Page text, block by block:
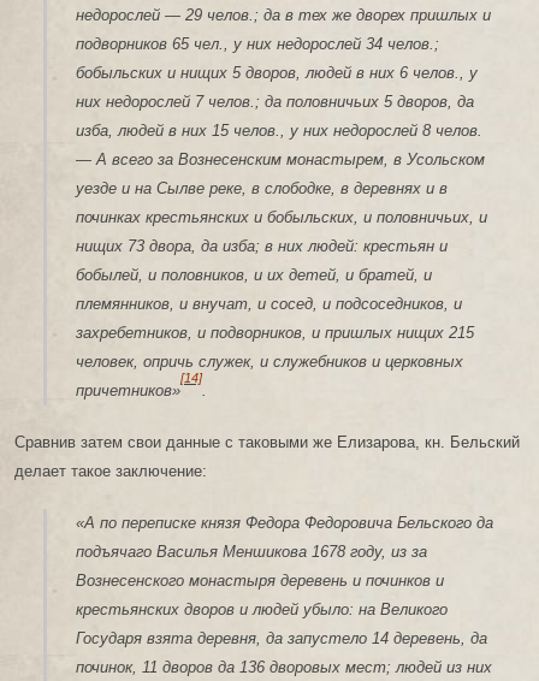
недорослей — 29 челов.; да в тех же дворех пришлых и
подворников 65 чел., у них недорослей 34 челов.;
бобыльских и нищих 5 дворов, людей в них 6 челов., у
них недорослей 7 челов.; да половничьих 5 дворов, да
изба, людей в них 15 челов., у них недорослей 8 челов.
— А всего за Вознесенским монастырем, в Усольском
уезде и на Сылве реке, в слободке, в деревнях и в
починках крестьянских и бобыльских, и половничьих, и
нищих 73 двора, да изба; в них людей: крестьян и
бобылей, и половников, и их детей, и братей, и
племянников, и внучат, и сосед, и подсоседников, и
захребетников, и подворников, и пришлых нищих 215
человек, опричь служек, и служебников и церковных
причетников»
[14]
Сравнив затем свои данные с таковыми же Елизарова, кн. Бельский
делает такое заключение:
«А по переписке князя Федора Федоровича Бельского да
подъячаго Василья Меншикова 1678 году, из за
Вознесенского монастыря деревень и починков и
крестьянских дворов и людей убыло: на Великого
Государя взята деревня, да запустело 14 деревень, да
починок, 11 дворов да 136 дворовых мест; людей из них